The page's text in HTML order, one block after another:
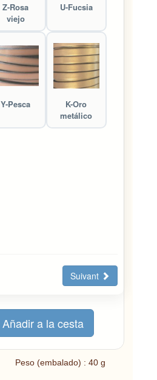
Z-Rosa
viejo
U-Fucsia
Y-Pesca
K-Oro
metálico
Suivant
Peso (embalado) : 40 g